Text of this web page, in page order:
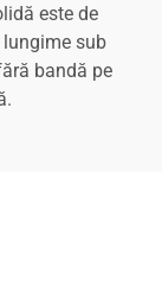
este de
lungime sub
bandă pe